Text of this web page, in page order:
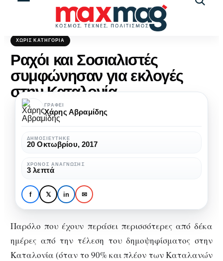
ΧΩΡΊΣ ΚΑΤΗΓΟΡΊΑ
Ραχόι και Σοσιαλιστές
συμφώνησαν για εκλογές
στην Καταλονία
ΓΡΆΦΕΙ
Χάρης Αβραμίδης
ΔΗΜΟΣΙΕΎΤΗΚΕ
20 Οκτωβρίου, 2017
ΧΡΌΝΟΣ ΑΝΆΓΝΩΣΗΣ
3 λεπτά
f 𝕏 in ✉
Παρόλο που έχουν περάσει περισσότερες από δέκα
ημέρες από την τέλεση του δημοψηφίσματος στην
Καταλονία (όταν το 90% και πλέον των Καταλανών